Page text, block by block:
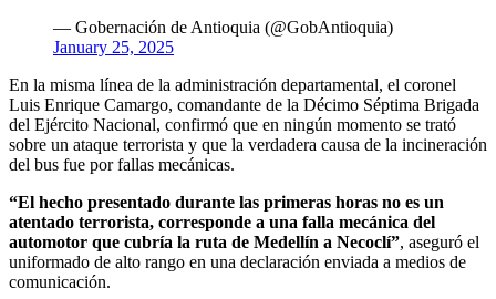
— Gobernación de Antioquia (@GobAntioquia)
January 25, 2025
En la misma línea de la administración departamental, el coronel
Luis Enrique Camargo, comandante de la Décimo Séptima Brigada
del Ejército Nacional, confirmó que en ningún momento se trató
sobre un ataque terrorista y que la verdadera causa de la incineración
del bus fue por fallas mecánicas.
“El hecho presentado durante las primeras horas no es un
atentado terrorista, corresponde a una falla mecánica del
automotor que cubría la ruta de Medellín a Necoclí”, aseguró el
uniformado de alto rango en una declaración enviada a medios de
comunicación.